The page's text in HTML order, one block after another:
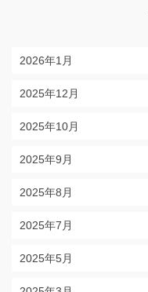
2026年1月
2025年12月
2025年10月
2025年9月
2025年8月
2025年7月
2025年5月